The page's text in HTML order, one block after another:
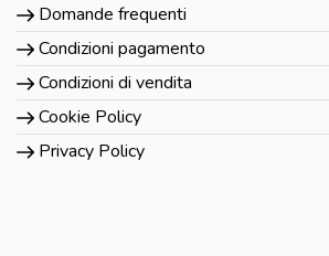
Domande frequenti
Condizioni pagamento
Condizioni di vendita
Cookie Policy
Privacy Policy